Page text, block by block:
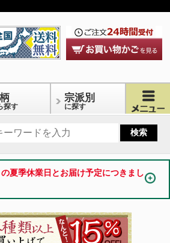
探す
宗派別
に探す
の夏季休業日とお届け予定につきまし